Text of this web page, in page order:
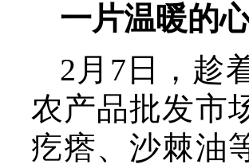
一片温暖的
2月7日，趁
农产品批发市
疙瘩、沙棘油